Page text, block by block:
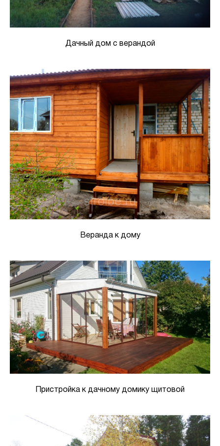
Дачный дом с верандой
Веранда к дому
Пристройка к дачному домику щитовой